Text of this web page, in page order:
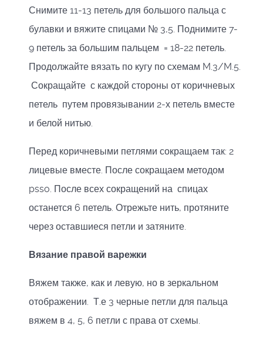
Снимите 11-13 петель для большого пальца с
булавки и вяжите спицами № 3,5. Поднимите 7-
9 петель за большим пальцем = 18-22 петель.
Продолжайте вязать по кугу по схемам M.3/M.5.
Сокращайте с каждой стороны от коричневых
петель путем провязывании 2-х петель вместе
и белой нитью.
Перед коричневыми петлями сокращаем так: 2
лицевые вместе. После сокращаем методом
psso. После всех сокращений на спицах
останется 6 петель. Отрежьте нить, протяните
через оставшиеся петли и затяните.
Вязание правой варежки
Вяжем также, как и левую, но в зеркальном
отображении. Т.е 3 черные петли для пальца
вяжем в 4, 5, 6 петли с права от схемы.